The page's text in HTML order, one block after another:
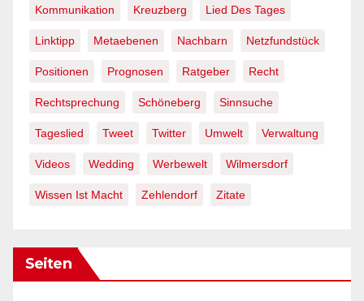
Kommunikation Kreuzberg Lied Des Tages
Linktipp Metaebenen Nachbarn Netzfundstück
Positionen Prognosen Ratgeber Recht
Rechtsprechung Schöneberg Sinnsuche
Tageslied Tweet Twitter Umwelt Verwaltung
Videos Wedding Werbewelt Wilmersdorf
Wissen Ist Macht Zehlendorf Zitate
Seiten